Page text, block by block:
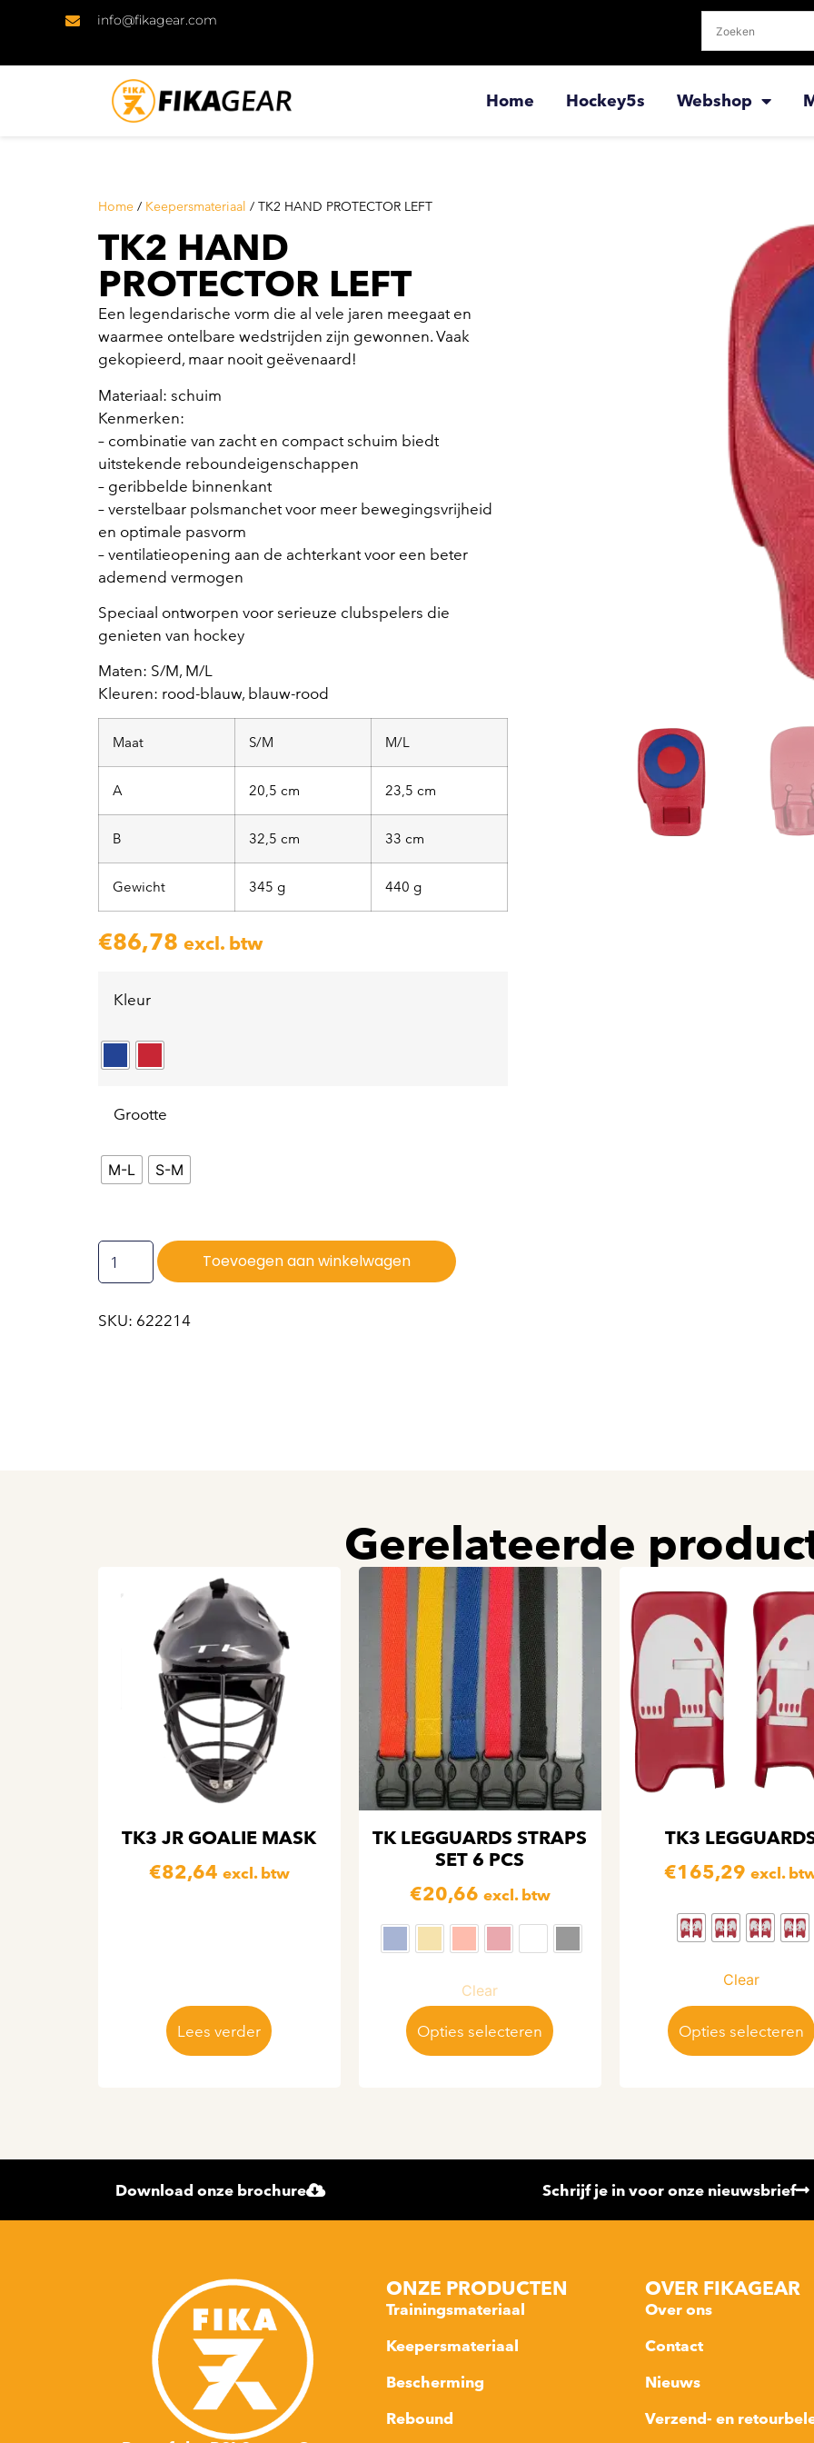
info@fikagear.com
Home Hockey5s Webshop
Home/ Keepersmateriaal / TK2 HAND PROTECTOR LEFT
TK2 HAND
PROTECTOR LEFT
Een legendarische vorm die al vele jaren meegaat en
waarmee ontelbare wedstrijden zijn gewonnen. Vaak
gekopieerd, maar nooit geëvenaard!
Materiaal: schuim
Kenmerken:
– combinatie van zacht en compact schuim biedt
uitstekende reboundeigenschappen
– geribbelde binnenkant
– verstelbaar polsmanchet voor meer bewegingsvrijheid
en optimale pasvorm
– ventilatieopening aan de achterkant voor een beter
ademend vermogen
Speciaal ontworpen voor serieuze clubspelers die
genieten van hockey
Maten: S/M, M/L
Kleuren: rood-blauw, blauw-rood
Maat S/M M/L
A 20,5 cm 23,5 cm
B 32,5 cm 33 cm
Gewicht 345 g 440 g
€86,78 excl. btw
Kleur
Grootte
M-L S-M
Toevoegen aan winkelwagen
SKU: 622214
Gerelateerde
TK3 JR GOALIE MASK
€82,64 excl. btw
Lees verder
TK LEGGUARDS STRAPS
SET 6 PCS
€20,66 excl. btw
Clear
Opties selecteren
TK3
€165,29 excl.
Clear
Opties selecteren
Download onze brochure Schrijf je in voor onze nieuwsbrief
ONZE PRODUCTEN
Trainingsmateriaal
Keepersmateriaal
Bescherming
Rebound
OVER FIKAGEAR
Over ons
Contact
Nieuws
Verzend- en